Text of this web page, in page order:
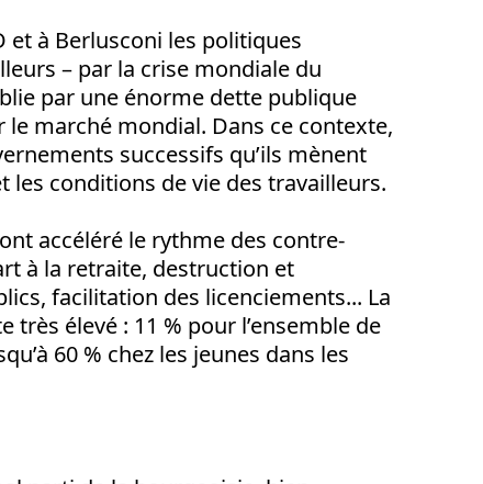
et à Berlusconi les politiques
– par la crise mondiale du
par une énorme dette publique
marché mondial. Dans ce contexte,
successifs qu’ils mènent
les conditions de vie des travailleurs.
accéléré le rythme des contre-
à la retraite, destruction et
facilitation des licenciements... La
élevé : 11 % pour l’ensemble de
60 % chez les jeunes dans les